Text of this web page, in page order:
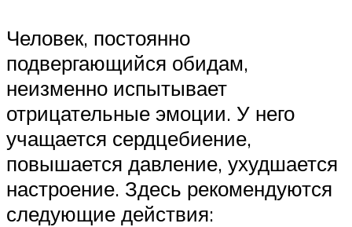
Человек, постоянно
подвергающийся обидам,
неизменно испытывает
отрицательные эмоции. У него
учащается сердцебиение,
повышается давление, ухудшается
настроение. Здесь рекомендуются
следующие действия: